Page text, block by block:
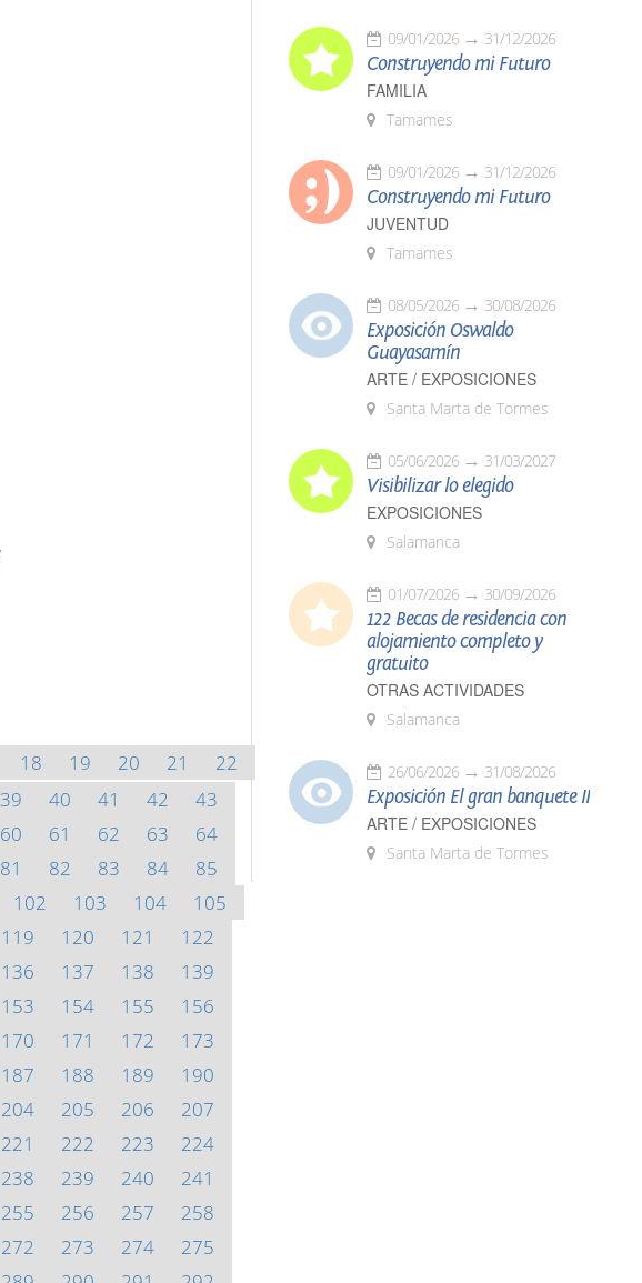
18 19 20 21
22
39 40 41 42
43
60 61 62 63
64
81 82 83 84
85
102 103 104
105
119 120 121
122
136 137 138
139
153 154 155
156
170 171 172
173
187 188 189
190
204 205 206
207
221 222 223
224
238 239 240
241
255 256 257
258
272 273 274
275
09/01/2026 31/12/2026
Construyendo mi Futuro
FAMILIA
Tamames
09/01/2026 31/12/2026
Construyendo mi Futuro
JUVENTUD
Tamames
08/05/2026 30/08/2026
Exposición Oswaldo
Guayasamín
ARTE / EXPOSICIONES
Santa Marta de Tormes
05/06/2026 31/03/2027
Visibilizar lo elegido
EXPOSICIONES
Salamanca
01/07/2026 30/09/2026
122 Becas de residencia con
alojamiento completo y
gratuito
OTRAS ACTIVIDADES
Salamanca
26/06/2026 31/08/2026
Exposición El gran banquete II
ARTE / EXPOSICIONES
Santa Marta de Tormes